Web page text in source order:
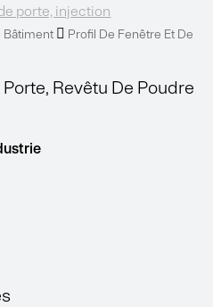
Bâtiment  Profil De Fenêtre Et De
Revêtu De Poudre
porte, injection